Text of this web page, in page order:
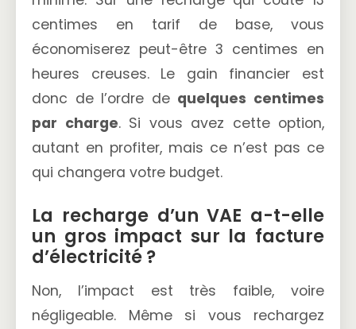
centimes en tarif de base, vous
économiserez peut-être 3 centimes en
heures creuses. Le gain financier est
donc de l’ordre de quelques centimes
par charge. Si vous avez cette option,
autant en profiter, mais ce n’est pas ce
qui changera votre budget.
La recharge d’un VAE a-t-elle
un gros impact sur la facture
d’électricité ?
Non, l’impact est très faible, voire
négligeable. Même si vous rechargez